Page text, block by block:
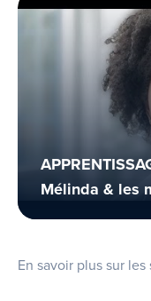
Mélinda & les
En savoir plus sur les